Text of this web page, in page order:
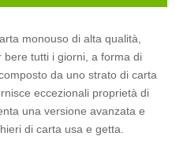
monouso di alta qualità,
tutti i giorni, a forma di
da uno strato di carta
eccezionali proprietà di
una versione avanzata e
di carta usa e getta.